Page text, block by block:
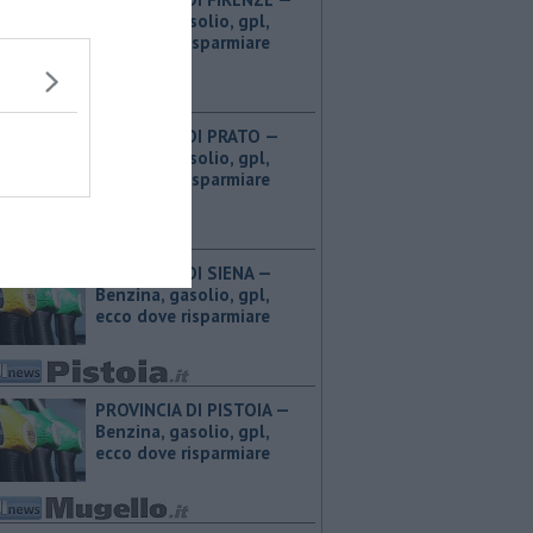
Benzina, gasolio, gpl,
ecco dove risparmiare
PROVINCIA DI PRATO — ​
Benzina, gasolio, gpl,
ecco dove risparmiare
PROVINCIA DI SIENA — ​
Benzina, gasolio, gpl,
ecco dove risparmiare
PROVINCIA DI PISTOIA — ​
Benzina, gasolio, gpl,
ecco dove risparmiare